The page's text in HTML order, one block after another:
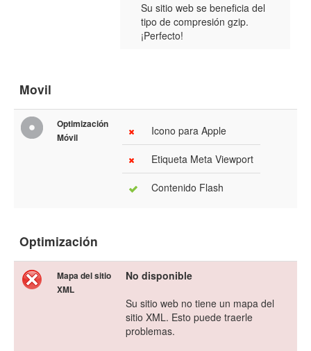
Su sitio web se beneficia del
tipo de compresión gzip.
¡Perfecto!
Movil
Optimización
Móvil
Icono para Apple
Etiqueta Meta Viewport
Contenido Flash
Optimización
Mapa del sitio
XML
No disponible
Su sitio web no tiene un mapa del
sitio XML. Esto puede traerle
problemas.